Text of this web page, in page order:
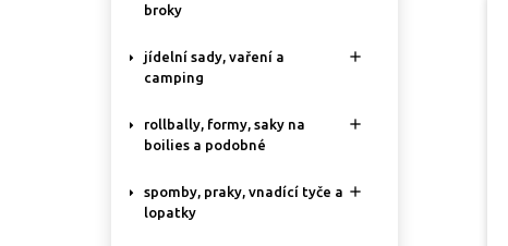
broky
jídelní sady, vaření a
camping

rollbally, formy, saky na
boilies a podobné

spomby, praky, vnadící tyče a
lopatky
